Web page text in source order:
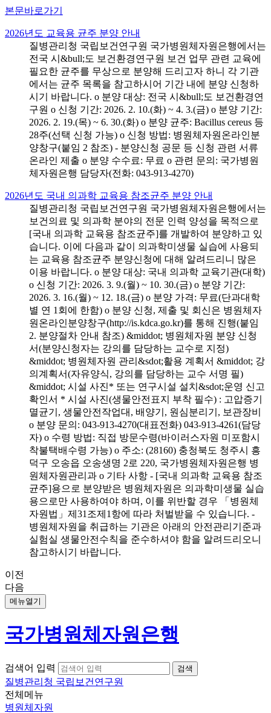
본문바로가기
2026년도 교육용 균주 분양 안내
질병관리청 국립보건연구원 국가병원체자원은행에서는
전국 시&bull;도 보건환경연구원 보건 업무 관련 교육에
필요한 균주를 무상으로 분양해 드리고자 하니 각 기관
에서는 균주 목록을 참고하시어 기간 내에 분양 신청하
시기 바랍니다. o 분양 대상: 전국 시&bull;도 보건환경연
구원 o 신청 기간: 2026. 2. 10.(화) ~ 4. 3.(금) o 분양 기간:
2026. 2. 19.(목) ~ 6. 30.(화) o 분양 균주: Bacillus cereus 등
28주(선택 신청 가능) o 신청 방법: 병원체자원온라인분
양창구(붙임 2 참조) - 분양신청 공문 등 신청 관련 서류
온라인 제출 o 분양 수수료: 무료 o 관련 문의: 국가병원
체자원은행 담당자(전화: 043-913-4270)
2026년도 국내 의과학 교육용 참조균주 분양 안내
질병관리청 국립보건연구원 국가병원체자원은행에서는
보건의료 및 의과학 분야의 전문 인력 양성을 목적으로
[국내 의과학 교육용 참조균주]를 개발하여 분양하고 있
습니다. 이에 다음과 같이 의과학미생물 실습에 사용되
는 교육용 참조균주 분양신청에 대해 알려드리니 많은
이용 바랍니다. o 분양 대상: 국내 의과학 교육기관(대학)
o 신청 기간: 2026. 3. 9.(월) ~ 10. 30.(금) o 분양 기간:
2026. 3. 16.(월) ~ 12. 18.(금) o 분양 가격: 무료(단과대학
별 연 1회에 한함) o 분양 신청, 제출 및 회신은 병원체자
원온라인분양창구(http://is.kdca.go.kr)를 통해 진행(붙임
2. 분양절차 안내 참조) &middot; 병원체자원 분양 신청
서(분양신청자는 강의를 담당하는 교수로 지정)
&middot; 병원체자원 관리&sdot;활용 계획서 &middot; 강
의계획서(자유양식, 강의를 담당하는 교수 서명 필)
&middot; 시설 사진* 또는 연구시설 설치&sdot;운영 신고
확인서 * 시설 사진(생물안전표지 부착 필수) : 고압증기
멸균기, 생물안전작업대, 배양기, 원심분리기, 보관장비
o 분양 문의: 043-913-4270(대표전화) 043-913-4261(담당
자) o 수령 방법: 직접 방문수령(바이러스자원 미포함시
착불택배수령 가능) o 주소: (28160) 충청북도 청주시 흥
덕구 오송읍 오송생명 2로 220, 국가병원체자원은행 병
원체자원관리과 o 기타 사항 - [국내 의과학 교육용 참조
균주]용으로 분양받은 병원체자원은 의과학미생물 실습
용으로만 사용하여야 하며, 이를 위반할 경우 「병원체
자원법」제31조제1항에 따라 처벌받을 수 있습니다. -
병원체자원을 취급하는 기관은 아래의 안전관리기준과
실험실 생물안전수칙을 준수하셔야 함을 알려드리오니
참고하시기 바랍니다.
이전
다음
메뉴열기
국가병원체자원은행
검색어 입력
질병관리청 국립보건연구원
전체메뉴
병원체자원